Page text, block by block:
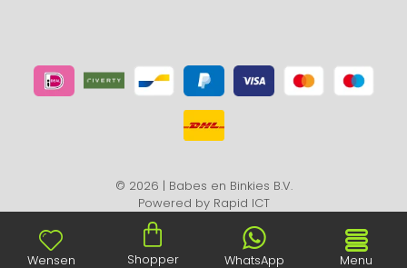
© 2026 | Babes en Binkies B.V.
Powered by Rapid ICT
Wensen Shopper WhatsApp Menu